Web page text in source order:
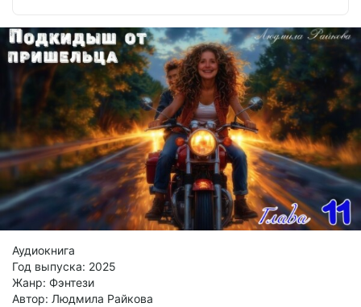
Аудиокнига
Год выпуска: 2025
Жанр: Фэнтези
Автор: Людмила Райкова